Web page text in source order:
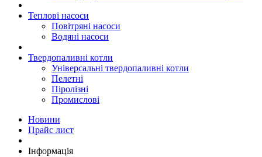
Теплові насоси
Повітряні насоси
Водяні насоси
Твердопаливні котли
Універсальні твердопаливні котли
Пелетні
Піролізні
Промислові
Новини
Прайс лист
Інформація